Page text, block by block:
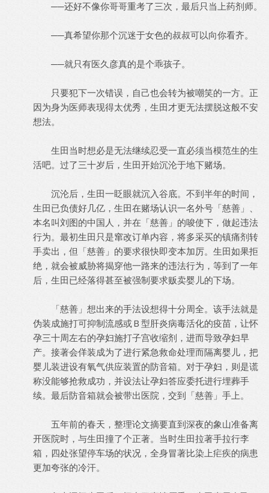
──还好不像你哥哥重考了三次，最后只当上药剂师。
──真希望你那个沉迷于女色的叔叔可以向你看齐。
──就只有医久彦真的是个乖孩子。
只要犯下一次错误，自己也会转为被嘲笑的一方。正
因为身为医师表现得太优秀，生田才更无法摆脱这般不安
想法。
生田当时想必是无法继续忍受一直必须当模范生的生
活吧。过了三十岁后，生田开始沉沦于地下赌场。
沉沦后，生田一眨眼就沉入谷底。不到半年的时间，
生田已负债好几亿，生田在赌场认识一名外号「慈善」、
本名叫刘图的中国人，并在「慈善」的唆使下，做起违法
行为。最初生田只是窜改订单内容，将多采买的镇痛剂转
手卖出，但「慈善」的要求很快即变本加厉。生田如果拒
绝，就会被威胁将揭穿他一路来的违法行为，等到了一年
后，生田已经落得甚至被强制要求贩卖婴儿的下场。
「慈善」想出来的手法设想得十分周全。该手法就是
伪装成施打可抑制流感或Ｂ型肝炎病毒活化的疫苗，让怀
孕三十周左右的孕妇施打子宫收缩剂，进而导致孕妇早
产。接著会佯装成为了进行紧急救命处理而隔离婴儿，把
婴儿装进设有氧气供应装置的防音箱。对于孕妇，则是谎
称没能够抢救成功，并设法让孕妇答应委托进行埋葬手
续。最后防音箱就会被带出医院，交到「慈善」手上。
五年前的春天，整理论文摘要直到深夜的象山准备离
开医院时，与生田撞了个正著。当时生田拉著手拉行李
箱，四处张望停车场的状况，全身冒著比染上疟疾的病患
更加夸张的冷汗。